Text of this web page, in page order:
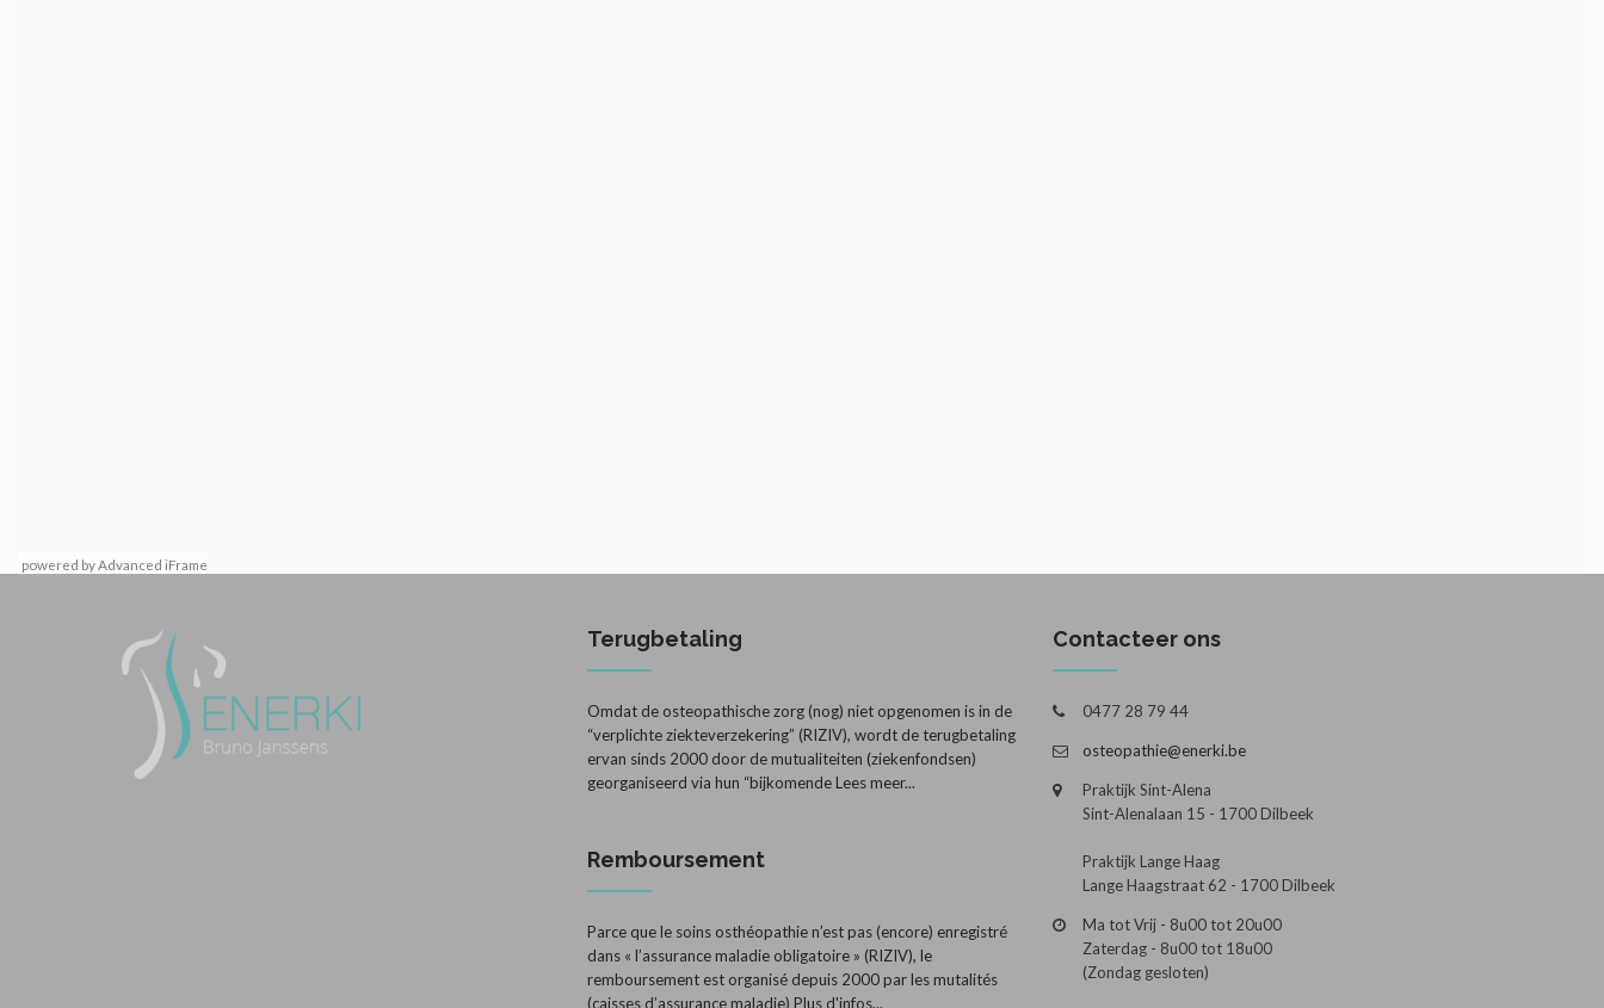
powered by Advanced iFrame
Terugbetaling
Omdat de osteopathische zorg (nog) niet opgenomen is in de
“verplichte ziekteverzekering” (RIZIV), wordt de terugbetaling
ervan sinds 2000 door de mutualiteiten (ziekenfondsen)
georganiseerd via hun “bijkomendeLees meer...
Remboursement
Parce que le soins osthéopathie n’est pas (encore) enregistré
dans « l’assurance maladie obligatoire » (RIZIV), le
remboursement est organisé depuis 2000 par les mutalités
(caisses d’assurance maladie) Plus d'infos...
Contacteer ons
0477 28 79 44
osteopathie@enerki.be
Praktijk Sint-Alena
Sint-Alenalaan 15 - 1700 Dilbeek
Praktijk Lange Haag
Lange Haagstraat 62 - 1700 Dilbeek
Ma tot Vrij - 8u00 tot 20u00
Zaterdag - 8u00 tot 18u00
(Zondag gesloten)